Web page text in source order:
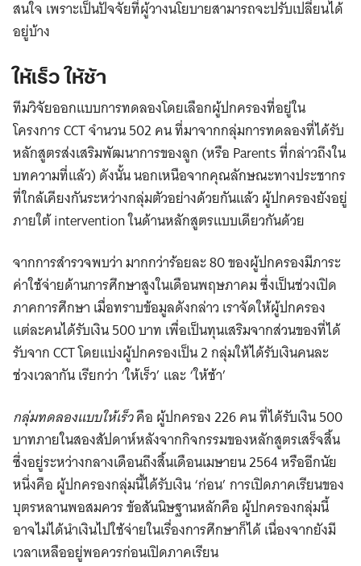
สนใจ เพราะเป็นปัจจัยที่ผู้วางนโยบายสามารถจะปรับเปลี่ยนได้
อยู่บ้าง
ให้เร็ว ให้ช้า
ทีมวิจัยออกแบบการทดลองโดยเลือกผู้ปกครองที่อยู่ใน
โครงการ CCT จำนวน 502 คน ที่มาจากกลุ่มการทดลองที่ได้รับ
หลักสูตรส่งเสริมพัฒนาการของลูก (หรือ Parents ที่กล่าวถึงใน
บทความที่แล้ว) ดังนั้น นอกเหนือจากคุณลักษณะทางประชากร
ที่ใกล้เคียงกันระหว่างกลุ่มตัวอย่างด้วยกันแล้ว ผู้ปกครองยังอยู่
ภายใต้ intervention ในด้านหลักสูตรแบบเดียวกันด้วย
จากการสำรวจพบว่า มากกว่าร้อยละ 80 ของผู้ปกครองมีภาระ
ค่าใช้จ่ายด้านการศึกษาสูงในเดือนพฤษภาคม ซึ่งเป็นช่วงเปิด
ภาคการศึกษา เมื่อทราบข้อมูลดังกล่าว เราจัดให้ผู้ปกครอง
แต่ละคนได้รับเงิน 500 บาท เพื่อเป็นทุนเสริมจากส่วนของที่ได้
รับจาก CCT โดยแบ่งผู้ปกครองเป็น 2 กลุ่มให้ได้รับเงินคนละ
ช่วงเวลากัน เรียกว่า ‘ให้เร็ว’ และ ‘ให้ช้า’
กลุ่มทดลองแบบให้เร็วคือ ผู้ปกครอง 226 คน ที่ได้รับเงิน 500
บาทภายในสองสัปดาห์หลังจากกิจกรรมของหลักสูตรเสร็จสิ้น
ซึ่งอยู่ระหว่างกลางเดือนถึงสิ้นเดือนเมษายน 2564 หรืออีกนัย
หนึ่งคือ ผู้ปกครองกลุ่มนี้ได้รับเงิน ‘ก่อน’ การเปิดภาคเรียนของ
บุตรหลานพอสมควร ข้อสันนิษฐานหลักคือ ผู้ปกครองกลุ่มนี้
อาจไม่ได้นำเงินไปใช้จ่ายในเรื่องการศึกษาก็ได้ เนื่องจากยังมี
เวลาเหลืออยู่พอควรก่อนเปิดภาคเรียน